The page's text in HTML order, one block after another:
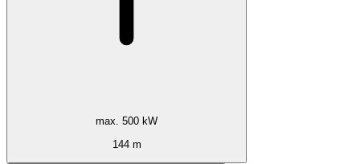
max. 500 kW
144 m